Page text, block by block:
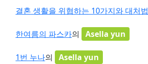
결혼 생활을 위협하는 10가지와 대처법
한여름의 파스카의 Asella yun
1번 누나의 Asella yun